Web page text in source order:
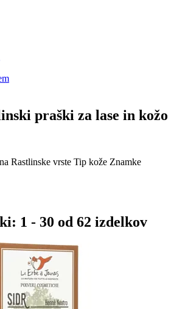
praški za lase in kožo
Rastlinske vrste Tip kože Znamke
1 - 30 od 62 izdelkov